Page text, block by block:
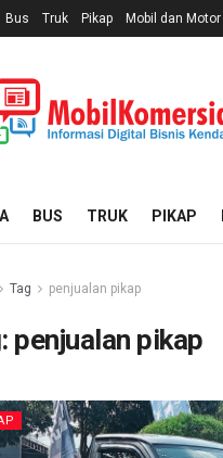
Bus Truk Pikap Mobil dan Motor
BUS TRUK PIKAP
Tag penjualan pikap
penjualan pikap